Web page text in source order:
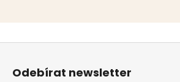
Odebírat newsletter